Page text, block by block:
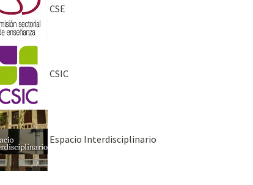
CSE
CSIC
Espacio Interdisciplinario